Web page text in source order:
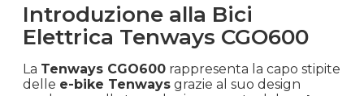
Introduzione alla Bici
Elettrica Tenways CGO600
La Tenways CGO600 rappresenta la capo stipite
delle e-bike Tenways grazie al suo design